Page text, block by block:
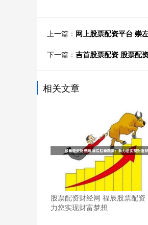
上一篇： 网上股票配资平台 崇
下一篇： 吉首股票配资 股票配
相关文章
股票配资财经网 福辰股票配资
力您实现财富梦想